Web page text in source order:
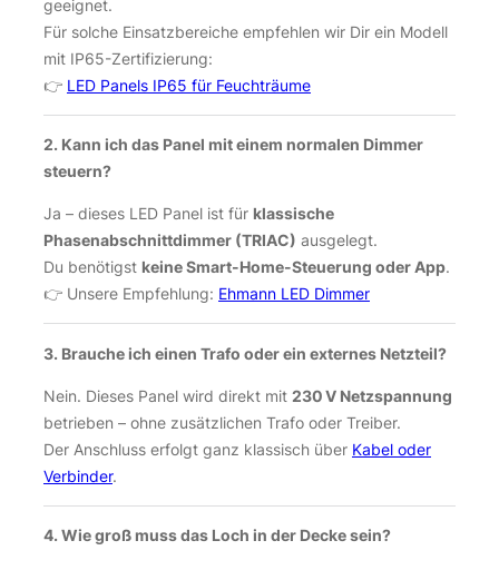
geeignet.
Für solche Einsatzbereiche empfehlen wir Dir ein Modell
mit IP65-Zertifizierung:
👉 LED Panels IP65 für Feuchträume
2. Kann ich das Panel mit einem normalen Dimmer
steuern?
Ja – dieses LED Panel ist für klassische
Phasenabschnittdimmer (TRIAC) ausgelegt.
Du benötigst keine Smart-Home-Steuerung oder App.
👉 Unsere Empfehlung: Ehmann LED Dimmer
3. Brauche ich einen Trafo oder ein externes Netzteil?
Nein. Dieses Panel wird direkt mit 230 V Netzspannung
betrieben – ohne zusätzlichen Trafo oder Treiber.
Der Anschluss erfolgt ganz klassisch über Kabel oder
Verbinder.
4. Wie groß muss das Loch in der Decke sein?